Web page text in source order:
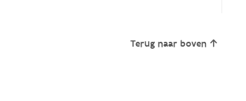
Terug naar boven